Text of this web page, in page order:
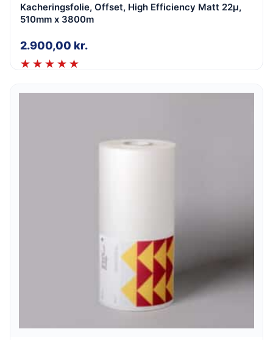
Kacheringsfolie, Offset, High Efficiency Matt 22µ,
510mm x 3800m
2.900,00 kr.